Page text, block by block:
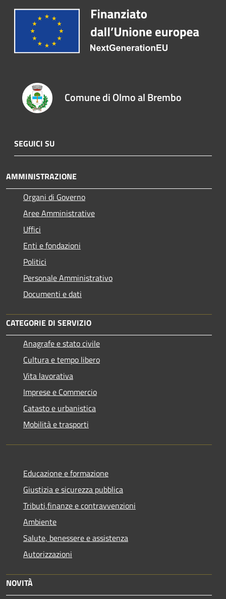
Comune di Olmo al Brembo
SEGUICI SU
AMMINISTRAZIONE
Organi di Governo
Aree Amministrative
Uffici
Enti e fondazioni
Politici
Personale Amministrativo
Documenti e dati
CATEGORIE DI SERVIZIO
Anagrafe e stato civile
Cultura e tempo libero
Vita lavorativa
Imprese e Commercio
Catasto e urbanistica
Mobilità e trasporti
Educazione e formazione
Giustizia e sicurezza pubblica
Tributi,finanze e contravvenzioni
Ambiente
Salute, benessere e assistenza
Autorizzazioni
NOVITÀ